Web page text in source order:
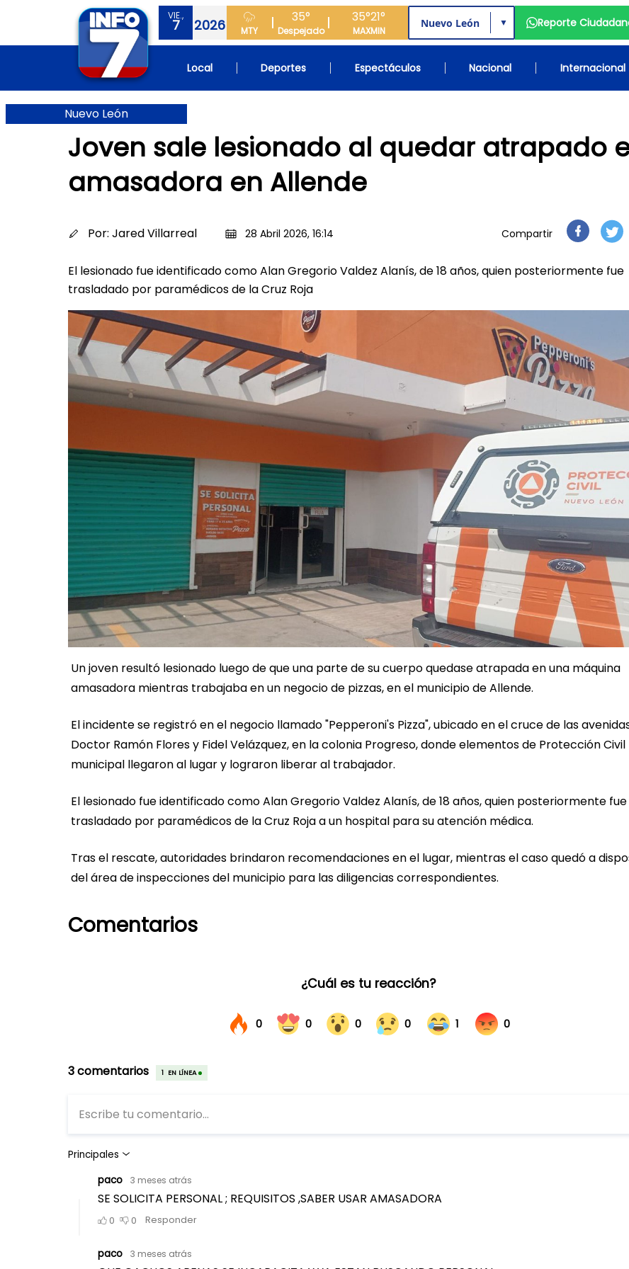
VIE.,
7 2026 MTY
35°
Despejado
35°
MAX
21°
MIN
▼ Reporte
Local Deportes Espectáculos Nacional Internacional
Nuevo León
Joven sale lesionado al quedar atrapado
amasadora en Allende
Por: Jared Villarreal 28 Abril 2026, 16:14 Compartir
El lesionado fue identificado como Alan Gregorio Valdez Alanís, de 18 años, quien posteriormente fue
trasladado por paramédicos de la Cruz Roja
Un joven resultó lesionado luego de que una parte de su cuerpo quedase atrapada en una máquina
amasadora mientras trabajaba en un negocio de pizzas, en el municipio de Allende.
El incidente se registró en el negocio llamado "Pepperoni's Pizza", ubicado en el cruce de las
Doctor Ramón Flores y Fidel Velázquez, en la colonia Progreso, donde elementos de Protección Civil
municipal llegaron al lugar y lograron liberar al trabajador.
El lesionado fue identificado como Alan Gregorio Valdez Alanís, de 18 años, quien posteriormente fue
trasladado por paramédicos de la Cruz Roja a un hospital para su atención médica.
Tras el rescate, autoridades brindaron recomendaciones en el lugar, mientras el caso quedó a
del área de inspecciones del municipio para las diligencias correspondientes.
Comentarios